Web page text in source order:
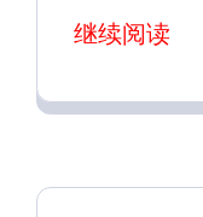
继续阅读